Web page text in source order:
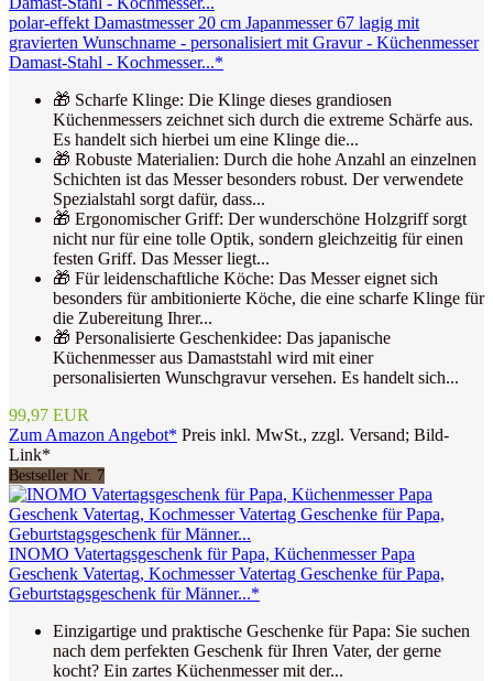
polar-effekt Damastmesser 20 cm Japanmesser 67 lagig mit
gravierten Wunschname - personalisiert mit Gravur - Küchenmesser
Damast-Stahl - Kochmesser...*
🎁 Scharfe Klinge: Die Klinge dieses grandiosen
Küchenmessers zeichnet sich durch die extreme Schärfe aus.
Es handelt sich hierbei um eine Klinge die...
🎁 Robuste Materialien: Durch die hohe Anzahl an einzelnen
Schichten ist das Messer besonders robust. Der verwendete
Spezialstahl sorgt dafür, dass...
🎁 Ergonomischer Griff: Der wunderschöne Holzgriff sorgt
nicht nur für eine tolle Optik, sondern gleichzeitig für einen
festen Griff. Das Messer liegt...
🎁 Für leidenschaftliche Köche: Das Messer eignet sich
besonders für ambitionierte Köche, die eine scharfe Klinge für
die Zubereitung Ihrer...
🎁 Personalisierte Geschenkidee: Das japanische
Küchenmesser aus Damaststahl wird mit einer
personalisierten Wunschgravur versehen. Es handelt sich...
99,97 EUR
Zum Amazon Angebot* Preis inkl. MwSt., zzgl. Versand; Bild-
Link*
Bestseller Nr. 7
INOMO Vatertagsgeschenk für Papa, Küchenmesser Papa
Geschenk Vatertag, Kochmesser Vatertag Geschenke für Papa,
Geburtstagsgeschenk für Männer...*
Einzigartige und praktische Geschenke für Papa: Sie suchen
nach dem perfekten Geschenk für Ihren Vater, der gerne
kocht? Ein zartes Küchenmesser mit der...